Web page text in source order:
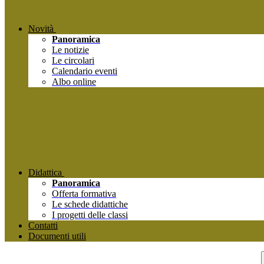
Novità
Panoramica
Le notizie
Le circolari
Calendario eventi
Albo online
Didattica
Panoramica
Offerta formativa
Le schede didattiche
I progetti delle classi
Contatti
Documenti utili